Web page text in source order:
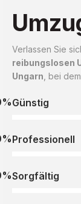
Verlassen Sie
reibungslosen
Ungarn , bei
Günstig
Professionell
Sorgfältig